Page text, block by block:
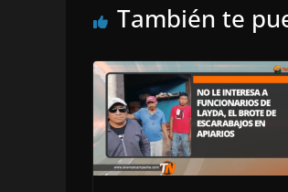
También te